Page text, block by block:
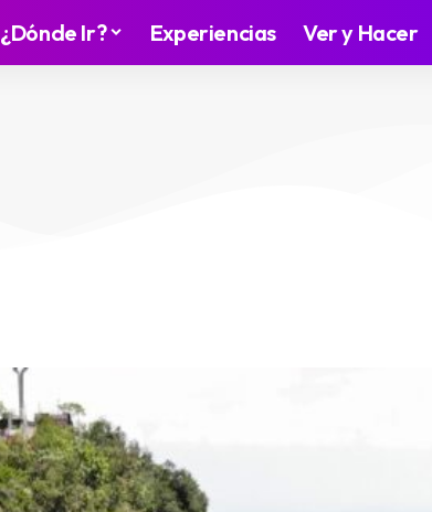
¿Dónde Ir? Experiencias Ver y Hacer